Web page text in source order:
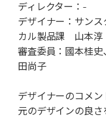
ディレクター：-
デザイナー：サン
カル製品課 山本淳
審査委員：國本桂
田尚子
デザイナーのコメン
元のデザインの良さ